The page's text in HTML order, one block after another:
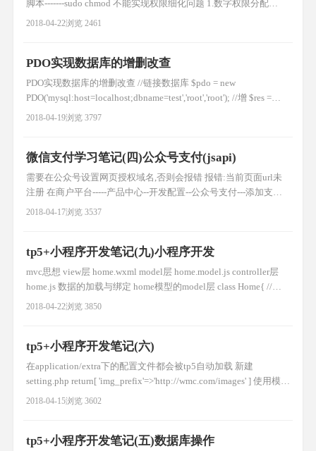
脚本-------sudo chmod 不能实现权限细化问题 1.数字权限分配
chmod 755 file r 4 w 2 x 1 2.字母权限分配 chmod u+x file chmod o-
2018-04-22浏览 2461
PDO实现数据库的增删改查
PDO实现数据库的增删改查 //链接数据库 $pdo = new
PDO('mysql:host=localhost;dbname=test','root','root'); //增 $res =
$pdo->exec("insert into user(name) values('测试1')"); if($res){ echo
2018-04-19浏览 3797
微信支付学习笔记(四)公众号支付(jsapi)
需要在公众号设置网页授权域名,否则会报错 报错:当前页面url未
注册 在商户平台-----产品中心--开发配置--公众号支付---添加支付
授权目录 域名/example/
2018-04-17浏览 3537
tp5+小程序开发笔记(九)小程序开发
mvc思想 view层 home.wxml model层 home.model.js controller层
home.js 数据的加载与绑定 home模型的model层 class Home{ //构
造函数 constructor(){ } getBannerDate(id,callBack){ wx.request({
2018-04-22浏览 3850
tp5+小程序开发笔记(六)
在application/extra下的配置文件都会被tp5自动加载 新建
setting.php return[ 'img_prefix'=>'http://wmc.com/images' ] 使用模型
的获取器拼接图片路径 tp5中只有public是公开的
2018-04-15浏览 3602
tp5+小程序开发笔记(五)数据库操作